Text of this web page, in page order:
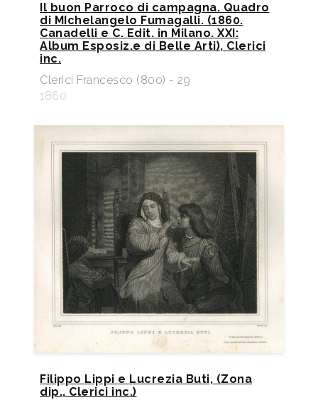
Il buon Parroco di campagna. Quadro
di MIchelangelo Fumagalli. (1860.
Canadelli e C. Edit. in Milano. XXI:
Album Esposiz.e di Belle Arti), Clerici
inc.
Clerici Francesco (800) - 29
1860
Filippo Lippi e Lucrezia Buti, (Zona
dip., Clerici inc.)